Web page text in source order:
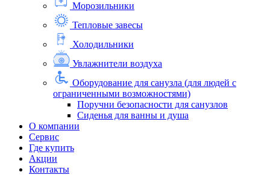
Морозильники
Тепловые завесы
Холодильники
Увлажнители воздуха
Оборудование для санузла (для людей с
ограниченными возможностями)
Поручни безопасности для санузлов
Сиденья для ванны и душа
О компании
Сервис
Где купить
Акции
Контакты